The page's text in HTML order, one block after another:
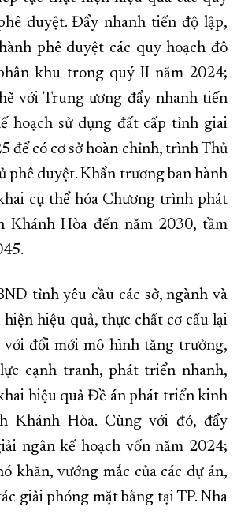
duyệt. Đẩy nhanh tiến độ lập,
phê duyệt các quy hoạch đô
khu trong quý II năm 2024;
với Trung ương đẩy nhanh tiến
hoạch sử dụng đất cấp tỉnh giai
để có cơ sở hoàn chỉnh, trình Thủ
phê duyệt. Khẩn trương ban hành
cụ thể hóa Chương trình phát
Hòa đến năm 2030, tầm
tỉnh yêu cầu các sở, ngành và
hiệu quả, thực chất cơ cấu lại
đổi mới mô hình tăng trưởng,
cạnh tranh, phát triển nhanh,
hiệu quả Đề án phát triển kinh
Khánh Hòa. Cùng với đó, đẩy
ngân kế hoạch vốn năm 2024;
khăn, vướng mắc của các dự án,
giải phóng mặt bằng tại TP. Nha